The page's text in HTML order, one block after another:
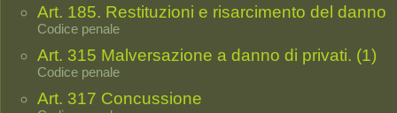
Art. 185. Restituzioni e risarcimento del danno
Codice penale
Art. 315 Malversazione a danno di privati. (1)
Codice penale
Art. 317 Concussione